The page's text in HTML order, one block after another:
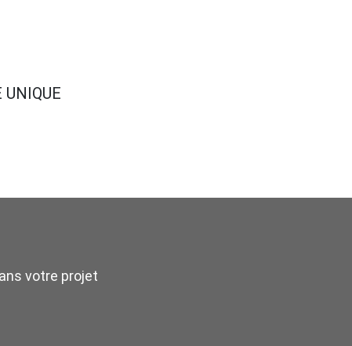
votre projet